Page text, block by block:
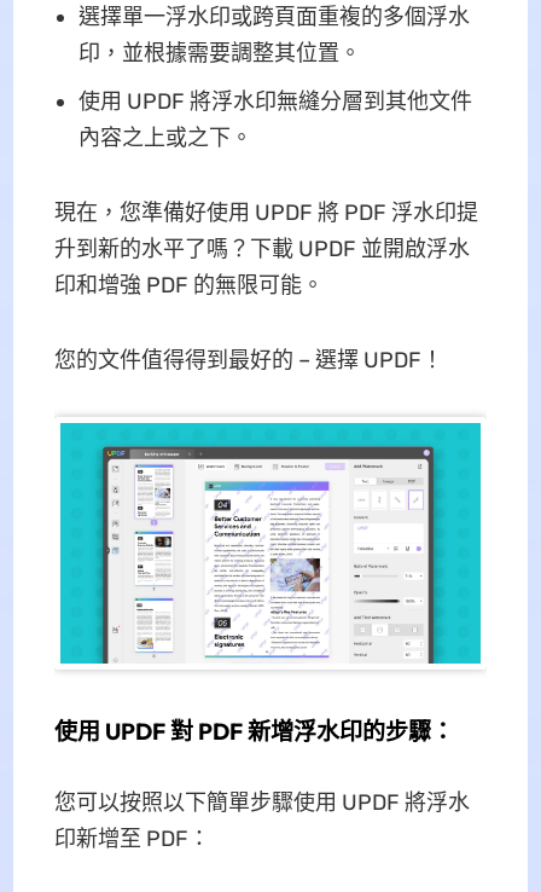
選擇單一浮水印或跨頁面重複的多個浮水
印，並根據需要調整其位置。
使用 UPDF 將浮水印無縫分層到其他文件
內容之上或之下。
現在，您準備好使用 UPDF 將 PDF 浮水印提
升到新的水平了嗎？下載 UPDF 並開啟浮水
印和增強 PDF 的無限可能。
您的文件值得得到最好的 – 選擇 UPDF！
使用 UPDF 對 PDF 新增浮水印的步驟：
您可以按照以下簡單步驟使用 UPDF 將浮水
印新增至 PDF：